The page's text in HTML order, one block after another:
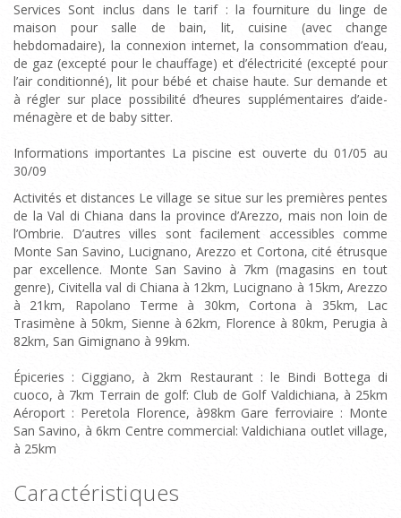
Services Sont inclus dans le tarif : la fourniture du linge de
maison pour salle de bain, lit, cuisine (avec change
hebdomadaire), la connexion internet, la consommation d’eau,
de gaz (excepté pour le chauffage) et d’électricité (excepté pour
l’air conditionné), lit pour bébé et chaise haute. Sur demande et
à régler sur place possibilité d’heures supplémentaires d’aide-
ménagère et de baby sitter.
Informations importantes La piscine est ouverte du 01/05 au
30/09
Activités et distances Le village se situe sur les premières pentes
de la Val di Chiana dans la province d’Arezzo, mais non loin de
l’Ombrie. D’autres villes sont facilement accessibles comme
Monte San Savino, Lucignano, Arezzo et Cortona, cité étrusque
par excellence. Monte San Savino à 7km (magasins en tout
genre), Civitella val di Chiana à 12km, Lucignano à 15km, Arezzo
à 21km, Rapolano Terme à 30km, Cortona à 35km, Lac
Trasimène à 50km, Sienne à 62km, Florence à 80km, Perugia à
82km, San Gimignano à 99km.
Épiceries : Ciggiano, à 2km Restaurant : le Bindi Bottega di
cuoco, à 7km Terrain de golf: Club de Golf Valdichiana, à 25km
Aéroport : Peretola Florence, à98km Gare ferroviaire : Monte
San Savino, à 6km Centre commercial: Valdichiana outlet village,
à 25km
Caractéristiques